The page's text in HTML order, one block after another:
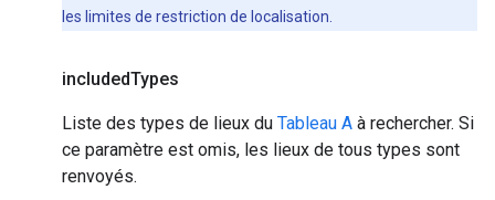
les limites de restriction de localisation.
includedTypes
Liste des types de lieux du Tableau A à rechercher. Si
ce paramètre est omis, les lieux de tous types sont
renvoyés.